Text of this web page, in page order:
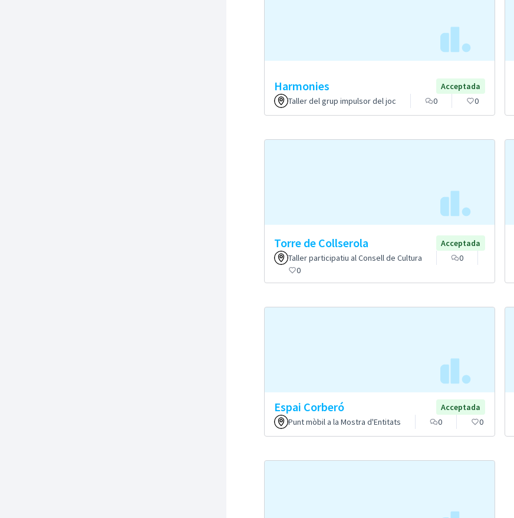
Harmonies
Acceptada
Taller del grup impulsor del joc
0 0
Torre de Collserola
Acceptada
Taller participatiu al Consell de Cultura
0
0
Espai Corberó
Acceptada
Punt mòbil a la Mostra d'Entitats
0 0